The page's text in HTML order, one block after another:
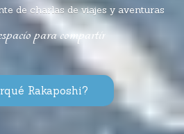
de charlas de viajes y aventuras
para compartir